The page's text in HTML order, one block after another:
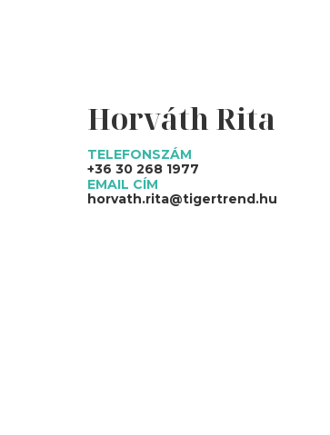
Horváth Rita
TELEFONSZÁM
+36 30 268 1977
EMAIL CÍM
horvath.rita@tigertrend.hu